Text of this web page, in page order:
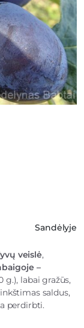
Sandėlyje
veislė,
–
g.), labai gražūs,
saldus,
perdirbti.